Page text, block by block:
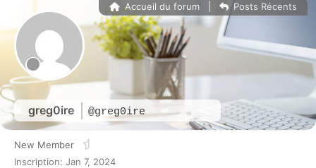
greg0ire @greg0ire
Accueil du forum Posts Récents
New Member
Inscription: Jan 7, 2024